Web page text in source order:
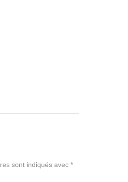
sont indiqués avec *